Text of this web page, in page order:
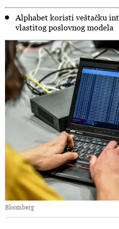
Alphabet koristi veštačku
vlastitog poslovnog modela
Bloomberg